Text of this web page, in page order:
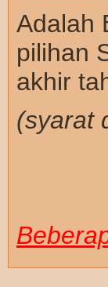
Adalah
pilihan
akhir
(syarat